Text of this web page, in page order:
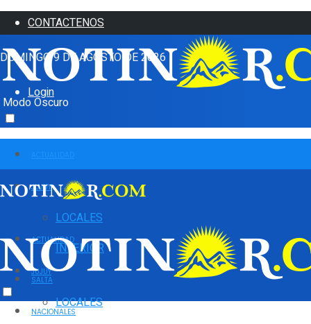
CONTACTENOS
DOMINGO 9 DE AGOSTO DE 2026
Login
Modo Oscuro
JUJUY
LOCALES
INTERIOR
SALTA
NACIONALES
ACTUALIDAD
JUJUY
LOCALES